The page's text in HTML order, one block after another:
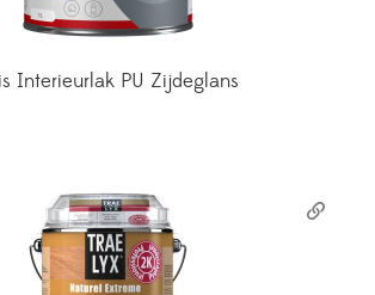
Interieurlak PU Zijdeglans